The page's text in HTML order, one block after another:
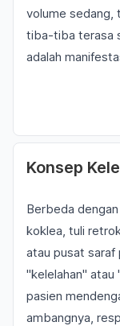
volume sedang,
tiba-tiba terasa
adalah
Konsep
Berbeda
koklea, tuli
atau pusat saraf
"kelelahan"
pasien
ambangnya,